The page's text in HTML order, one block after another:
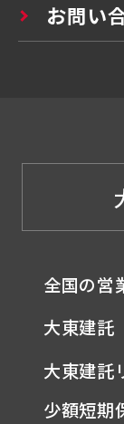
お問い
全国の営
大東建託
大東建託
少額短期